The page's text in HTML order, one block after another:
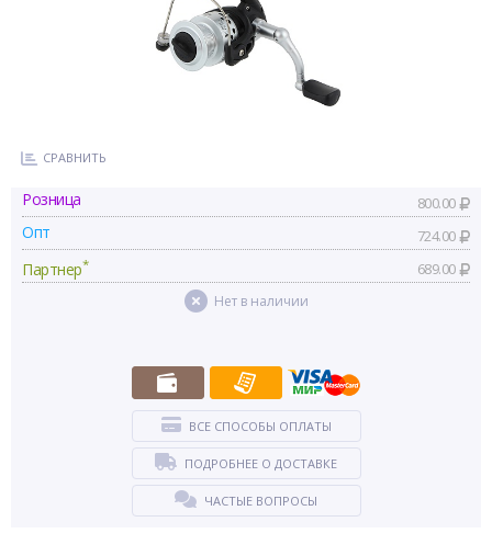
СРАВНИТЬ
Розница 800.00
Опт 724.00
Партнер* 689.00
Нет в наличии
ВСЕ СПОСОБЫ ОПЛАТЫ
ПОДРОБНЕЕ О ДОСТАВКЕ
ЧАСТЫЕ ВОПРОСЫ